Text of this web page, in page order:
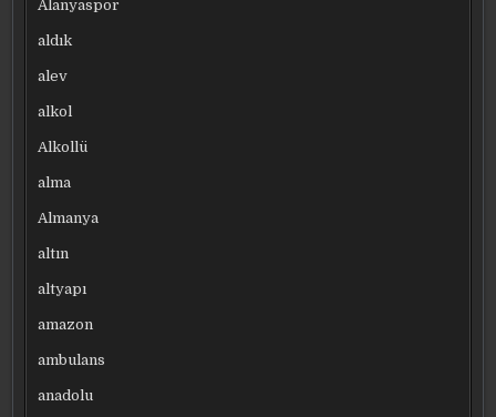
Alanyaspor
aldık
alev
alkol
Alkollü
alma
Almanya
altın
altyapı
amazon
ambulans
anadolu